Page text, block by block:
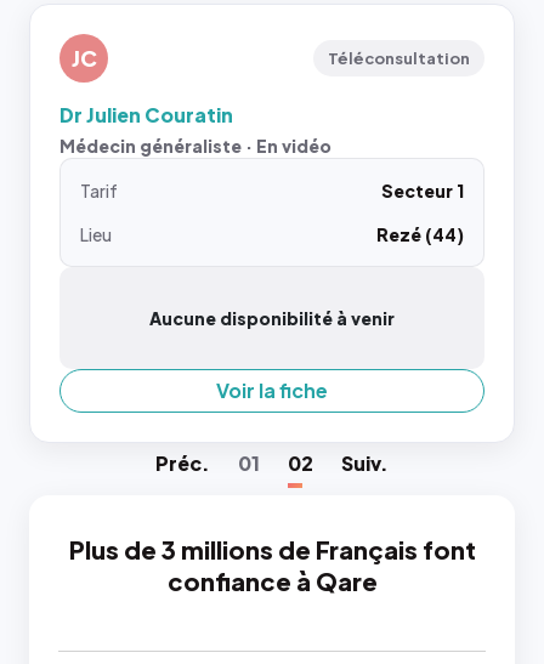
JC Téléconsultation
Dr Julien Couratin
Médecin généraliste · En vidéo
Tarif
Secteur 1
Lieu
Rezé (44)
Aucune disponibilité à venir
Voir la fiche
Préc. 01 02 Suiv.
Plus de 3 millions de Français font
confiance à Qare